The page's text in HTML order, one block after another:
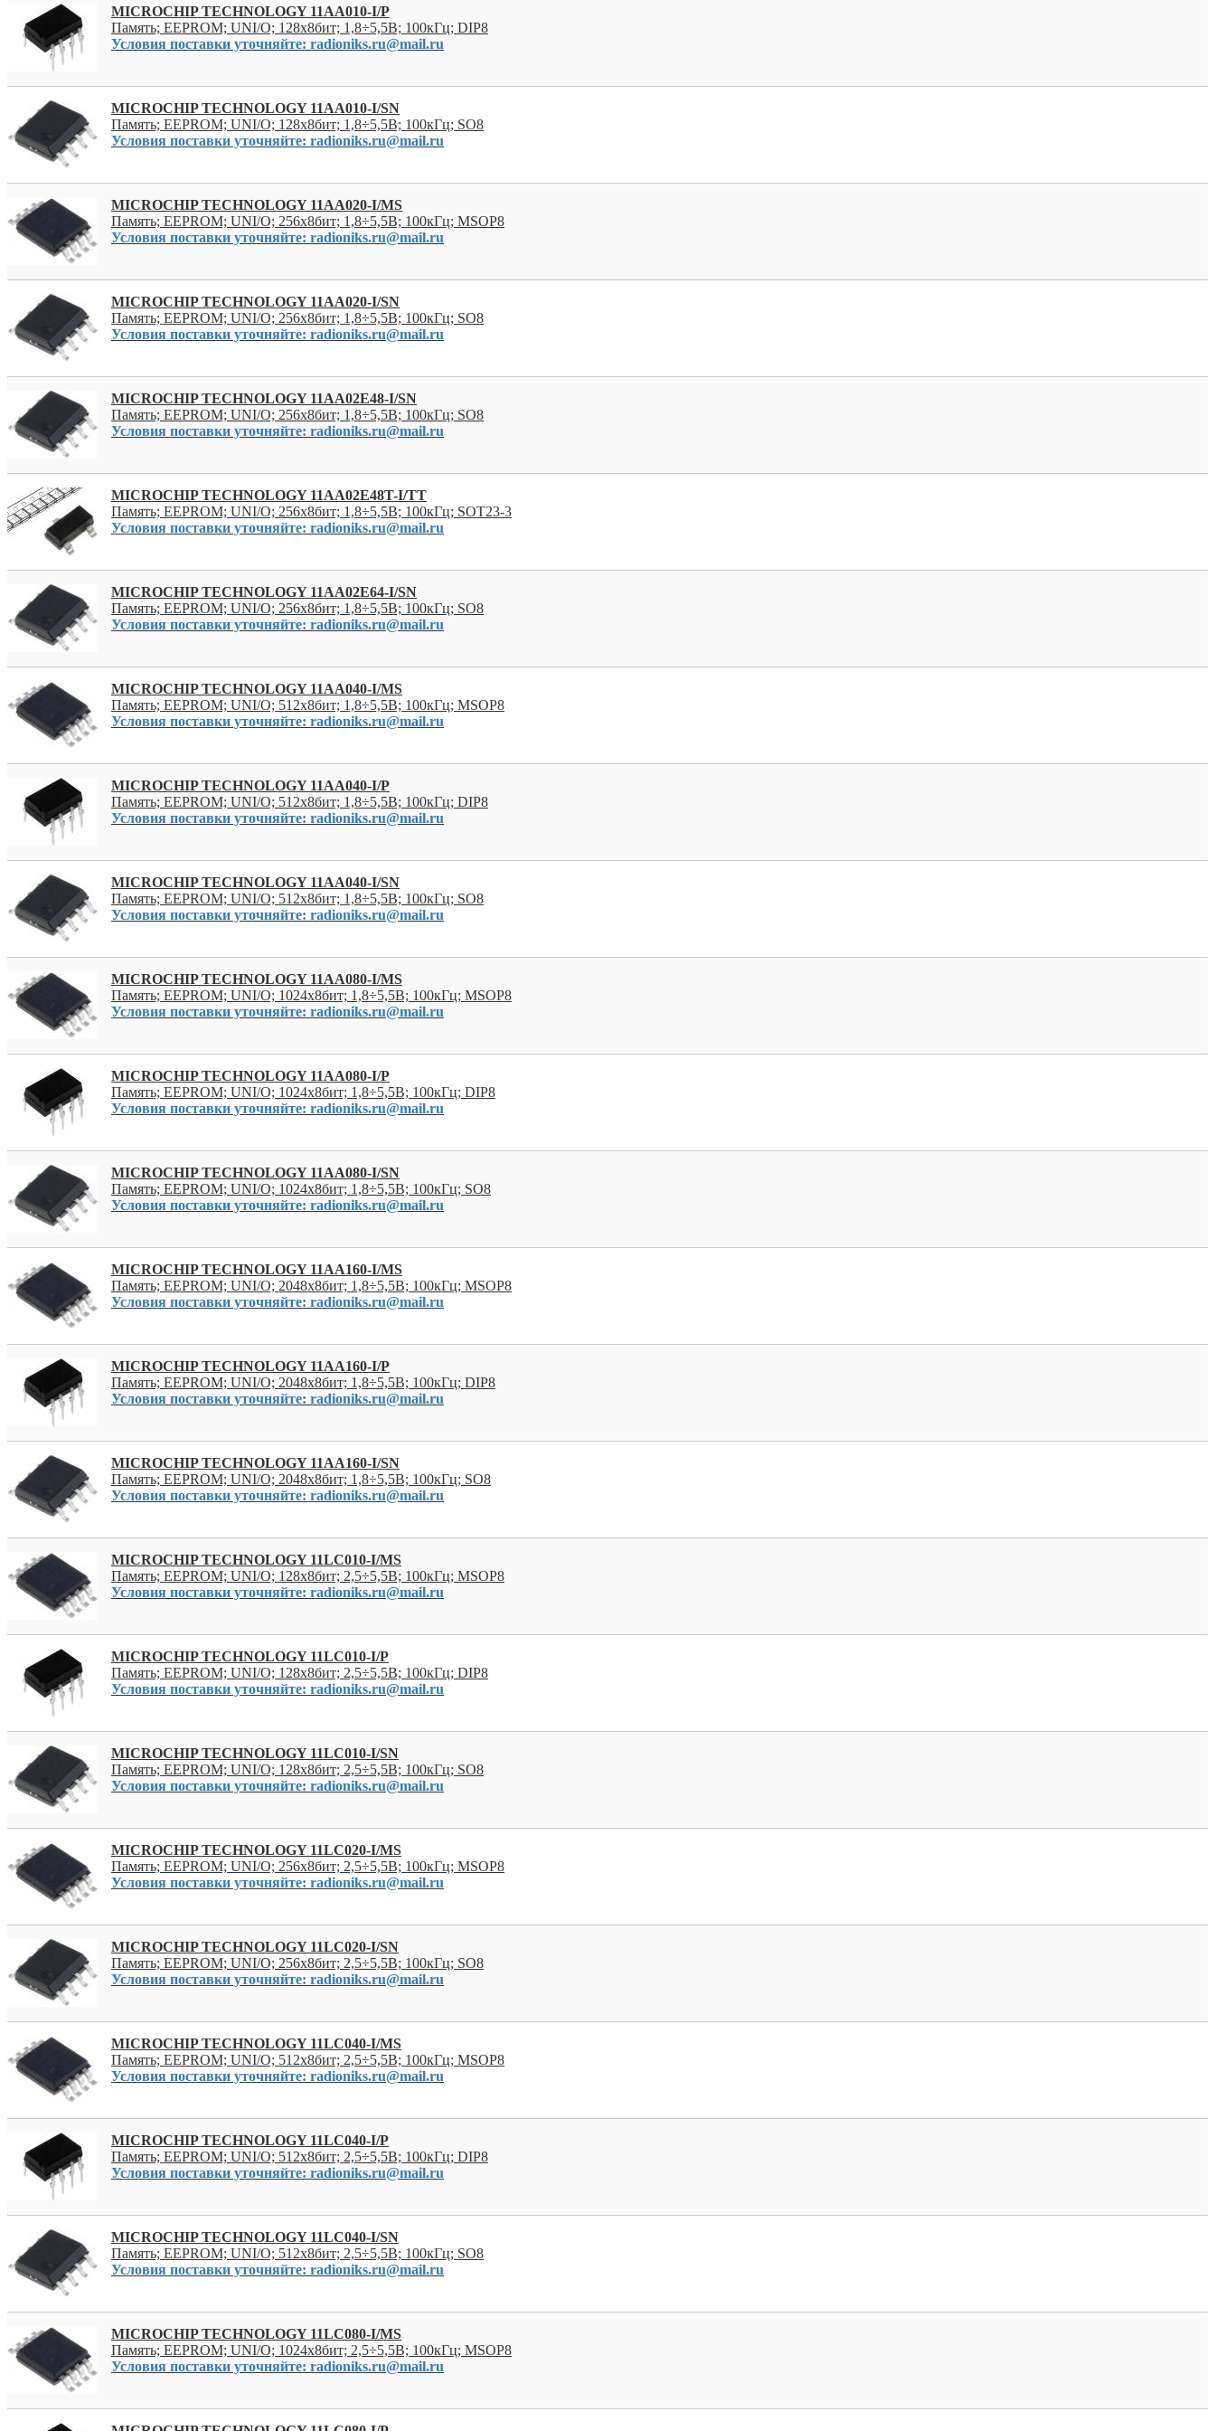
MICROCHIP TECHNOLOGY 11AA010-I/P
Память; EEPROM; UNI/O; 128x8бит; 1,8÷5,5В; 100кГц; DIP8
Условия поставки уточняйте: radioniks.ru@mail.ru
MICROCHIP TECHNOLOGY 11AA010-I/SN
Память; EEPROM; UNI/O; 128x8бит; 1,8÷5,5В; 100кГц; SO8
Условия поставки уточняйте: radioniks.ru@mail.ru
MICROCHIP TECHNOLOGY 11AA020-I/MS
Память; EEPROM; UNI/O; 256x8бит; 1,8÷5,5В; 100кГц; MSOP8
Условия поставки уточняйте: radioniks.ru@mail.ru
MICROCHIP TECHNOLOGY 11AA020-I/SN
Память; EEPROM; UNI/O; 256x8бит; 1,8÷5,5В; 100кГц; SO8
Условия поставки уточняйте: radioniks.ru@mail.ru
MICROCHIP TECHNOLOGY 11AA02E48-I/SN
Память; EEPROM; UNI/O; 256x8бит; 1,8÷5,5В; 100кГц; SO8
Условия поставки уточняйте: radioniks.ru@mail.ru
MICROCHIP TECHNOLOGY 11AA02E48T-I/TT
Память; EEPROM; UNI/O; 256x8бит; 1,8÷5,5В; 100кГц; SOT23-3
Условия поставки уточняйте: radioniks.ru@mail.ru
MICROCHIP TECHNOLOGY 11AA02E64-I/SN
Память; EEPROM; UNI/O; 256x8бит; 1,8÷5,5В; 100кГц; SO8
Условия поставки уточняйте: radioniks.ru@mail.ru
MICROCHIP TECHNOLOGY 11AA040-I/MS
Память; EEPROM; UNI/O; 512x8бит; 1,8÷5,5В; 100кГц; MSOP8
Условия поставки уточняйте: radioniks.ru@mail.ru
MICROCHIP TECHNOLOGY 11AA040-I/P
Память; EEPROM; UNI/O; 512x8бит; 1,8÷5,5В; 100кГц; DIP8
Условия поставки уточняйте: radioniks.ru@mail.ru
MICROCHIP TECHNOLOGY 11AA040-I/SN
Память; EEPROM; UNI/O; 512x8бит; 1,8÷5,5В; 100кГц; SO8
Условия поставки уточняйте: radioniks.ru@mail.ru
MICROCHIP TECHNOLOGY 11AA080-I/MS
Память; EEPROM; UNI/O; 1024x8бит; 1,8÷5,5В; 100кГц; MSOP8
Условия поставки уточняйте: radioniks.ru@mail.ru
MICROCHIP TECHNOLOGY 11AA080-I/P
Память; EEPROM; UNI/O; 1024x8бит; 1,8÷5,5В; 100кГц; DIP8
Условия поставки уточняйте: radioniks.ru@mail.ru
MICROCHIP TECHNOLOGY 11AA080-I/SN
Память; EEPROM; UNI/O; 1024x8бит; 1,8÷5,5В; 100кГц; SO8
Условия поставки уточняйте: radioniks.ru@mail.ru
MICROCHIP TECHNOLOGY 11AA160-I/MS
Память; EEPROM; UNI/O; 2048x8бит; 1,8÷5,5В; 100кГц; MSOP8
Условия поставки уточняйте: radioniks.ru@mail.ru
MICROCHIP TECHNOLOGY 11AA160-I/P
Память; EEPROM; UNI/O; 2048x8бит; 1,8÷5,5В; 100кГц; DIP8
Условия поставки уточняйте: radioniks.ru@mail.ru
MICROCHIP TECHNOLOGY 11AA160-I/SN
Память; EEPROM; UNI/O; 2048x8бит; 1,8÷5,5В; 100кГц; SO8
Условия поставки уточняйте: radioniks.ru@mail.ru
MICROCHIP TECHNOLOGY 11LC010-I/MS
Память; EEPROM; UNI/O; 128x8бит; 2,5÷5,5В; 100кГц; MSOP8
Условия поставки уточняйте: radioniks.ru@mail.ru
MICROCHIP TECHNOLOGY 11LC010-I/P
Память; EEPROM; UNI/O; 128x8бит; 2,5÷5,5В; 100кГц; DIP8
Условия поставки уточняйте: radioniks.ru@mail.ru
MICROCHIP TECHNOLOGY 11LC010-I/SN
Память; EEPROM; UNI/O; 128x8бит; 2,5÷5,5В; 100кГц; SO8
Условия поставки уточняйте: radioniks.ru@mail.ru
MICROCHIP TECHNOLOGY 11LC020-I/MS
Память; EEPROM; UNI/O; 256x8бит; 2,5÷5,5В; 100кГц; MSOP8
Условия поставки уточняйте: radioniks.ru@mail.ru
MICROCHIP TECHNOLOGY 11LC020-I/SN
Память; EEPROM; UNI/O; 256x8бит; 2,5÷5,5В; 100кГц; SO8
Условия поставки уточняйте: radioniks.ru@mail.ru
MICROCHIP TECHNOLOGY 11LC040-I/MS
Память; EEPROM; UNI/O; 512x8бит; 2,5÷5,5В; 100кГц; MSOP8
Условия поставки уточняйте: radioniks.ru@mail.ru
MICROCHIP TECHNOLOGY 11LC040-I/P
Память; EEPROM; UNI/O; 512x8бит; 2,5÷5,5В; 100кГц; DIP8
Условия поставки уточняйте: radioniks.ru@mail.ru
MICROCHIP TECHNOLOGY 11LC040-I/SN
Память; EEPROM; UNI/O; 512x8бит; 2,5÷5,5В; 100кГц; SO8
Условия поставки уточняйте: radioniks.ru@mail.ru
MICROCHIP TECHNOLOGY 11LC080-I/MS
Память; EEPROM; UNI/O; 1024x8бит; 2,5÷5,5В; 100кГц; MSOP8
Условия поставки уточняйте: radioniks.ru@mail.ru